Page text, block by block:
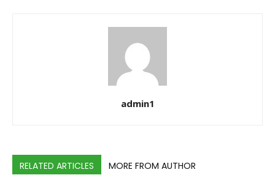
admin1
RELATED ARTICLES MORE FROM AUTHOR